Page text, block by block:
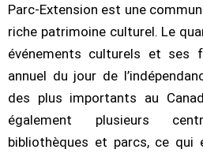
Parc-Extension est une
riche patrimoine culturel. Le
événements culturels et ses
annuel du jour de
des plus importants au
également plusieurs
bibliothèques et parcs, ce